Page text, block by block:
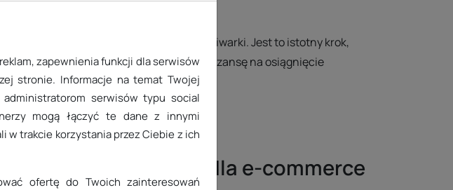
poprawnie indeksowane przez wyszukiwarki. Jest to istotny krok,
temu masz pewność, że Twój sklep ma szansę na osiągnięcie
Usługi SEO dla e-commerce
zapewnienia funkcji dla serwisów
stronie. Informacje na temat Twojej
serwisów typu social
mogą łączyć te dane z innymi
w trakcie korzystania przez Ciebie z ich
ofertę do Twoich zainteresowań